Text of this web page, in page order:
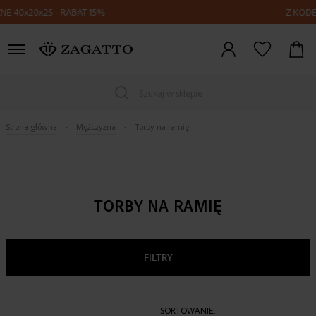
- RABAT 15% Z KODEM
Strona główna Mężczyzna Torby na ramię
TORBY NA RAMIĘ
FILTRY
SORTOWANIE